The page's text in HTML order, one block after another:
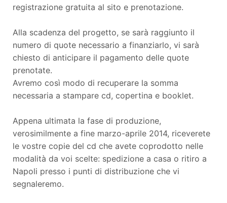
registrazione gratuita al sito e prenotazione.
Alla scadenza del progetto, se sarà raggiunto il
numero di quote necessario a finanziarlo, vi sarà
chiesto di anticipare il pagamento delle quote
prenotate.
Avremo così modo di recuperare la somma
necessaria a stampare cd, copertina e booklet.
Appena ultimata la fase di produzione,
verosimilmente a fine marzo-aprile 2014, riceverete
le vostre copie del cd che avete coprodotto nelle
modalità da voi scelte: spedizione a casa o ritiro a
Napoli presso i punti di distribuzione che vi
segnaleremo.